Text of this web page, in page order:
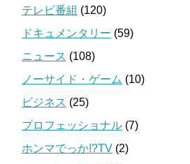
テレビ番組 (120)
ドキュメンタリー (59)
ニュース (108)
ノーサイド・ゲーム (10)
ビジネス (25)
プロフェッショナル (7)
ホンマでっか!?TV (2)